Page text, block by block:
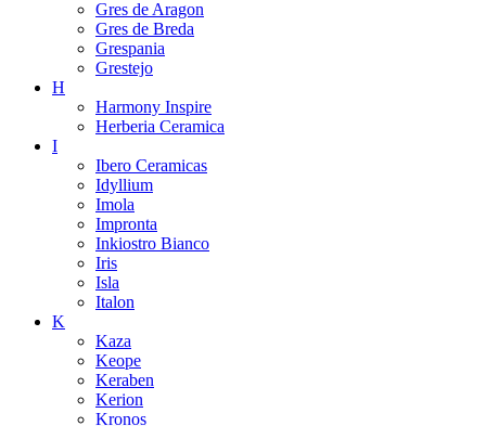
Gres de Aragon
Gres de Breda
Grespania
Grestejo
H
Harmony Inspire
Herberia Ceramica
I
Ibero Ceramicas
Idyllium
Imola
Impronta
Inkiostro Bianco
Iris
Isla
Italon
K
Kaza
Keope
Keraben
Kerion
Kronos